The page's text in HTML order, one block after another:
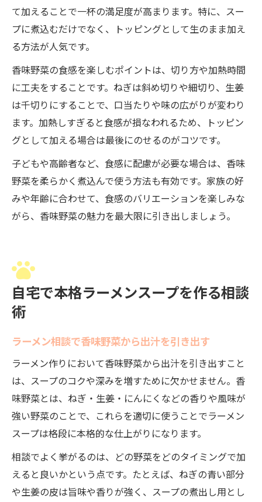
て加えることで一杯の満足度が高まります。特に、スー
プに煮込むだけでなく、トッピングとして生のまま加え
る方法が人気です。
香味野菜の食感を楽しむポイントは、切り方や加熱時間
に工夫をすることです。ねぎは斜め切りや細切り、生姜
は千切りにすることで、口当たりや味の広がりが変わり
ます。加熱しすぎると食感が損なわれるため、トッピン
グとして加える場合は最後にのせるのがコツです。
子どもや高齢者など、食感に配慮が必要な場合は、香味
野菜を柔らかく煮込んで使う方法も有効です。家族の好
みや年齢に合わせて、食感のバリエーションを楽しみな
がら、香味野菜の魅力を最大限に引き出しましょう。
自宅で本格ラーメンスープを作る相談
術
ラーメン相談で香味野菜から出汁を引き出す
ラーメン作りにおいて香味野菜から出汁を引き出すこと
は、スープのコクや深みを増すために欠かせません。香
味野菜とは、ねぎ・生姜・にんにくなどの香りや風味が
強い野菜のことで、これらを適切に使うことでラーメン
スープは格段に本格的な仕上がりになります。
相談でよく挙がるのは、どの野菜をどのタイミングで加
えると良いかという点です。たとえば、ねぎの青い部分
や生姜の皮は旨味や香りが強く、スープの煮出し用とし